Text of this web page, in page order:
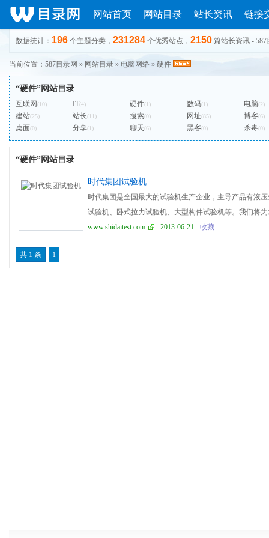
网站首页 网站目录 站长资讯 链接
数据统计： 196 个主题分类， 231284 个优秀站点， 2150 篇站长资讯 - 587
当前位置： 587目录网 » 网站目录 » 电脑网络 » 硬件
“硬件”网站目录
互联网(10) IT(4) 硬件(1) 数码(1) 电脑(2)
建站(25) 站长(11) 搜索(0) 网址(85) 博客(6)
桌面(0) 分享(1) 聊天(6) 黑客(0) 杀毒(0)
“硬件”网站目录
时代集团试验机
时代集团是全国最大的试验机生产企业，主导产品有液
试验机、卧式拉力试验机、大型构件试验机等。我们将
4008601787！
www.shidaitest.com - 2013-06-21 - 收藏
共 1 条 1